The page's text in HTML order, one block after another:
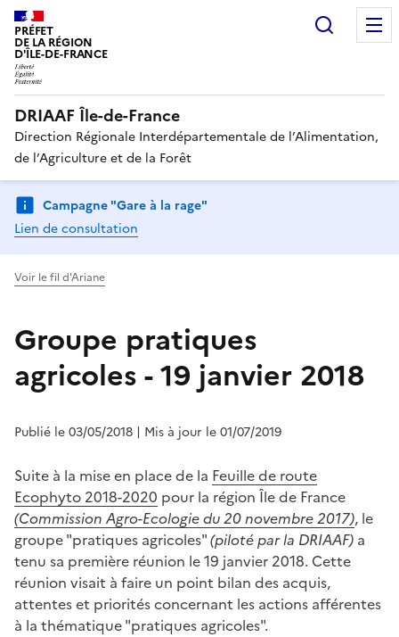
PRÉFET
DE LA RÉGION
D'ÎLE-DE-FRANCE
DRIAAF Île-de-France
Direction Régionale Interdépartementale de l’Alimentation,
de l’Agriculture et de la Forêt
Campagne "Gare à la rage"
Lien de consultation
Voir le fil d'Ariane
Groupe pratiques
agricoles - 19 janvier 2018
Publié le 03/05/2018 | Mis à jour le 01/07/2019
Suite à la mise en place de la Feuille de route
Ecophyto 2018-2020 pour la région Île de France
(Commission Agro-Ecologie du 20 novembre 2017), le
groupe "pratiques agricoles"(piloté par la DRIAAF) a
tenu sa première réunion le 19 janvier 2018. Cette
réunion visait à faire un point bilan des acquis,
attentes et priorités concernant les actions afférentes
à la thématique "pratiques agricoles".